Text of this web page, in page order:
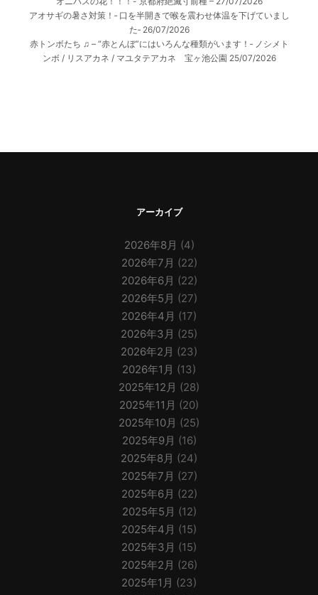
アオサギの暑さ対策！‐ 口を半開きで喉を震わせ体温を下げていまし
た‐ 26/07/2026
赤トンボたち ♫ – “赤とんぼ”にはいろんな種類がいます！‐ ノシメト
ンボ / リスアカネ / マユタテアカネ 宝ヶ池公園 25/07/2026
アーカイブ
2026年8月 (4)
2026年7月 (22)
2026年6月 (22)
2026年5月 (27)
2026年4月 (17)
2026年3月 (25)
2026年2月 (23)
2026年1月 (13)
2025年12月 (28)
2025年11月 (20)
2025年10月 (25)
2025年9月 (16)
2025年8月 (24)
2025年7月 (27)
2025年6月 (22)
2025年5月 (12)
2025年4月 (15)
2025年3月 (15)
2025年2月 (26)
2025年1月 (23)